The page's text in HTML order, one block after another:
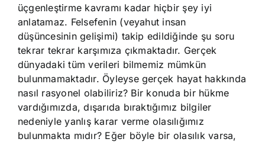
üçgenleştirme kavramı kadar hiçbir şey iyi
anlatamaz. Felsefenin (veyahut insan
düşüncesinin gelişimi) takip edildiğinde şu soru
tekrar tekrar karşımıza çıkmaktadır. Gerçek
dünyadaki tüm verileri bilmemiz mümkün
bulunmamaktadır. Öyleyse gerçek hayat hakkında
nasıl rasyonel olabiliriz? Bir konuda bir hükme
vardığımızda, dışarıda bıraktığımız bilgiler
nedeniyle yanlış karar verme olasılığımız
bulunmakta mıdır? Eğer böyle bir olasılık varsa,